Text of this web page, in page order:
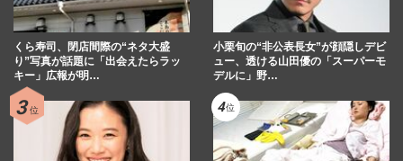
藤木直人主演のドラマ『D＆D 〜医者と刑
事の捜査線〜』にハロプロファンが熱視線
の理由
週刊女性PRIME 2024/9/11
加護亜依、ファンに「助けて」SOSも「ヤ
サグレ感が…」「場末のスナックのママ」
近影にツッコミ殺到
くら寿司、閉店間際の“ネタ大盛
り”写真が話題に「出会えたらラッ
キー」広報が明…
小栗旬の“非公表長女”が顔隠しデビ
ュー、透ける山田優の「スーパーモ
デルに」野…